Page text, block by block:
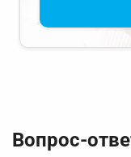
Вопрос-